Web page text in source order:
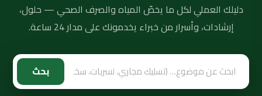
دليلك العملي لكل ما يخصّ المياه والصرف الصحي — حلول،
إرشادات، وأسرار من خبراء يخدمونك على مدار 24 ساعة.
بحث